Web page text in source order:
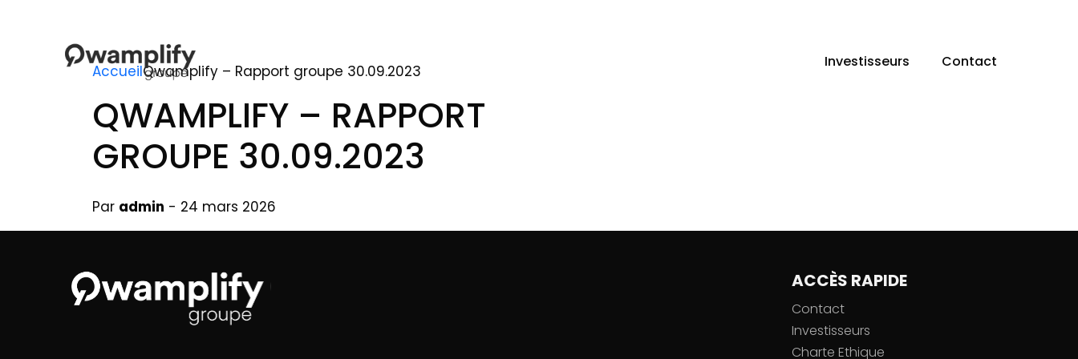
Investisseurs Contact
AccueilQwamplify – Rapport groupe 30.09.2023
QWAMPLIFY – RAPPORT
GROUPE 30.09.2023
Par admin - 24 mars 2026
ACCÈS RAPIDE
Contact
Investisseurs
Charte Ethique